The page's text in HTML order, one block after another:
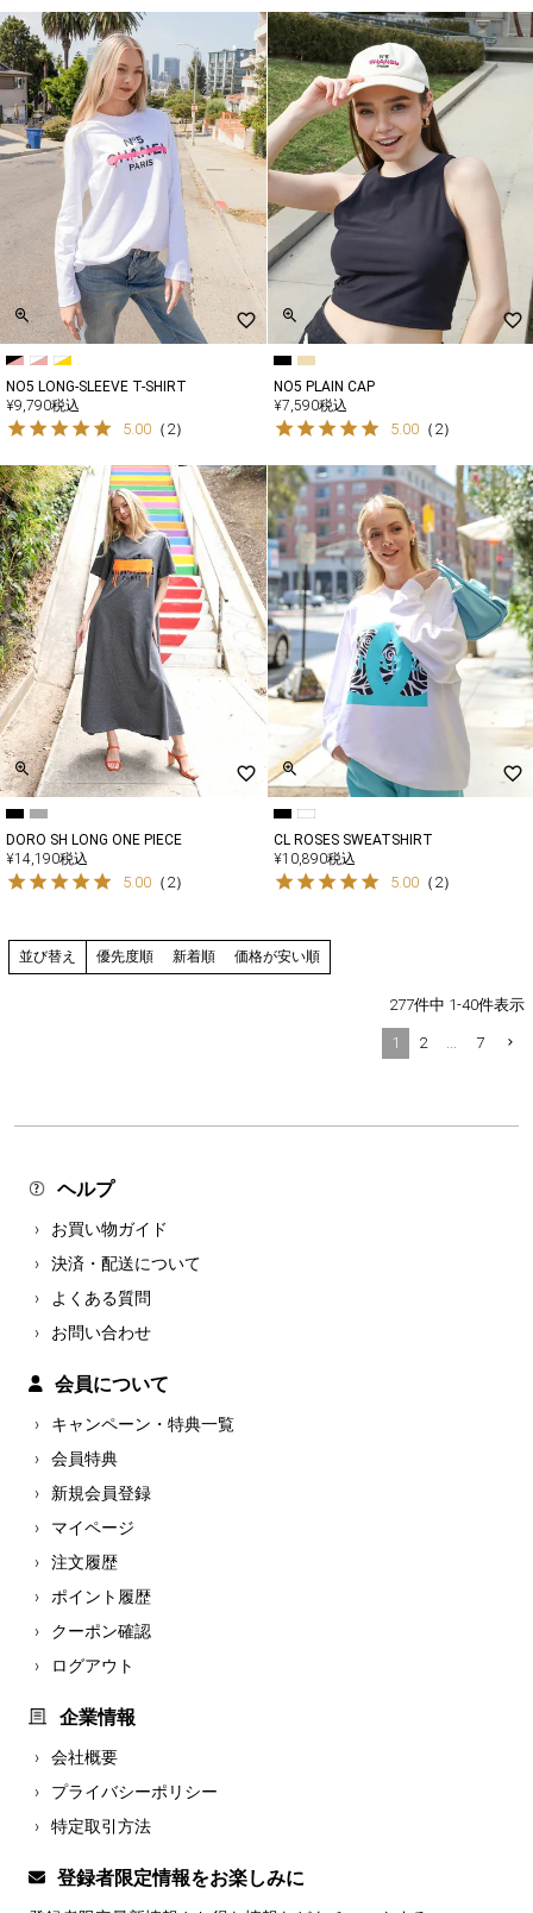
NO5 LONG-SLEEVE T-SHIRT
¥9,790税込
5.00 （ 2）
NO5 PLAIN CAP
¥7,590税込
5.00（ 2）
DORO SH LONG ONE PIECE
¥14,190税込
5.00 （ 2）
CL ROSES SWEATSHIRT
¥10,890税込
5.00（ 2）
並び替え 優先度順 新着順 価格が安い順
277件中 1-40件表示
1 2 7
ヘルプ
お買い物ガイド
決済・配送について
よくある質問
お問い合わせ
会員について
キャンペーン・特典一覧
会員特典
新規会員登録
マイページ
注文履歴
ポイント履歴
クーポン確認
ログアウト
企業情報
会社概要
プライバシーポリシー
特定取引方法
登録者限定情報をお楽しみに